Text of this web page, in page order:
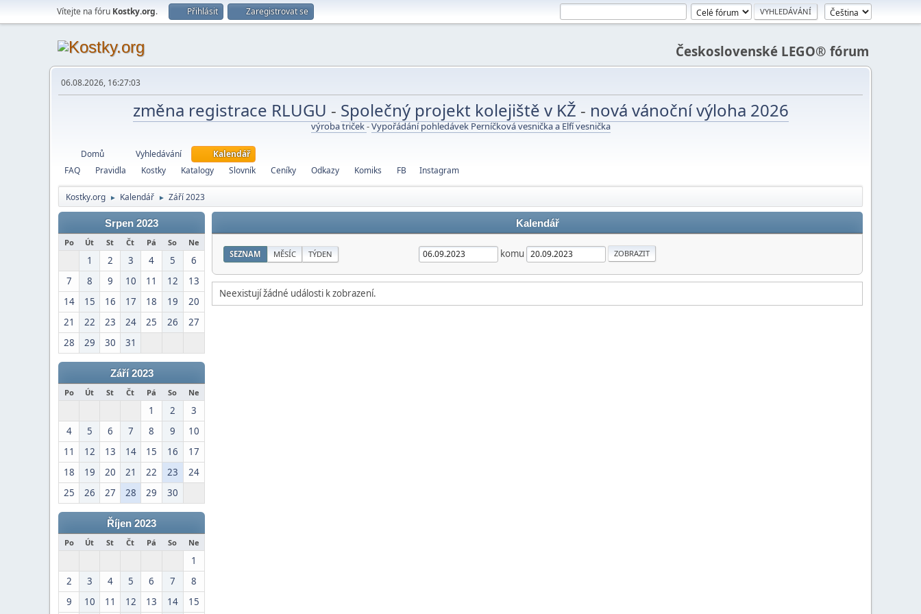
Vítejte na fóru Kostky.org. Přihlásit Zaregistrovat se
Československé LEGO® fórum
06.08.2026, 16:27:03
změna registrace RLUGU - Společný projekt kolejiště v KŽ - nová vánoční výloha 2026
výroba triček-Vypořádání pohledávek Perníčková vesnička a Elfí vesnička
Domů Vyhledávání
Kalendář
FAQ
Pravidla Kostky Katalogy Slovník Ceníky Odkazy Komiks FB Instagram
Kostky.org ► Kalendář ► Září 2023
Srpen 2023
Po Út St Čt Pá So Ne
1 2 3 4 5
6
7
8 9 10 11 12
13
14
15 16 17 18 19
20
21
22 23 24 25 26
27
28
29 30 31
Září 2023
Po Út St Čt Pá So Ne
1 2
3
4
5 6 7 8 9
10
11
12 13 14 15 16
17
18
19 20 21 22 23
24
25
26 27 28 29 30
Říjen 2023
Po Út St Čt Pá So Ne
1
2
3 4 5 6 7
8
9
10 11 12 13 14 15
Kalendář
SEZNAM MĚSÍC TÝDEN komu
Neexistují žádné události k zobrazení.